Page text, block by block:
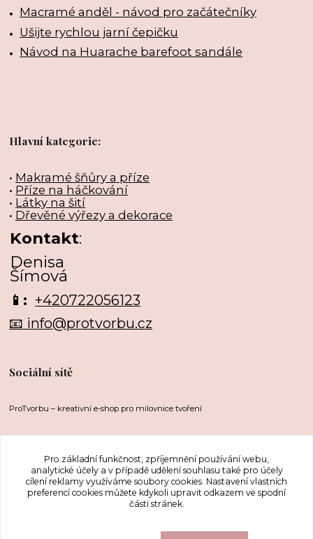
Macramé anděl - návod pro začátečníky
Ušijte rychlou jarní čepičku
Návod na Huarache barefoot sandále
Hlavní kategorie:
• Makramé šňůry a příze
• Příze na háčkování
• Látky na šití
• Dřevěné výřezy a dekorace
Kontakt:
Denisa
Šímová
📱: +420722056123
📧 info@protvorbu.cz
Sociální sítě
ProTvorbu – kreativní e-shop pro milovnice tvoření
Upravit sběr cookies.
Pro základní funkčnost, zpříjemnění používání webu,
analytické účely a v případě udělení souhlasu také pro účely
cílení reklamy využíváme soubory cookies. Nastavení vlastních
preferencí cookies můžete kdykoli upravit odkazem ve spodní
části stránek.